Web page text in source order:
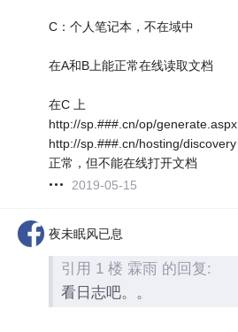
C：个人笔记本，不在域中
在A和B上能正常在线读取文档
在C 上
http://sp.###.cn/op/generate.aspx
http://sp.###.cn/hosting/discovery
正常，但不能在线打开文档
2019-05-15
夜未眠风已息
引用 1 楼 霖雨 的回复:
看日志吧。。